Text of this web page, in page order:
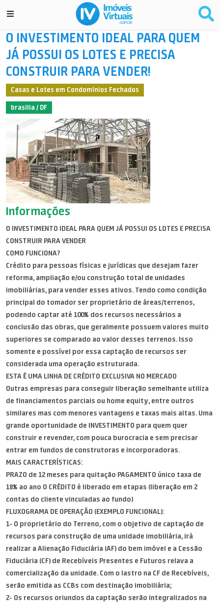
O INVESTIMENTO IDEAL PARA QUEM
JÁ POSSUI OS LOTES E PRECISA
CONSTRUIR PARA VENDER!
Casas e Lotes em Condomínios Fechados
brasilia / DF
Informações
O INVESTIMENTO IDEAL PARA QUEM JÁ POSSUI OS LOTES E PRECISA
CONSTRUIR PARA VENDER
COMO FUNCIONA?
Crédito para pessoas físicas e jurídicas que desejam fazer
reforma, ampliação e/ou construção total de unidades
imobiliárias, para vender esses ativos. Tendo como condição
principal do tomador ser proprietário de áreas/terrenos,
podendo captar até 100% dos recursos necessários a
conclusão das obras, que geralmente possuem valores muito
superiores se comparado ao valor desses terrenos. Isso
somente e possível por essa captação de recursos ser
considerada uma operação estruturada.
ESTA É UMA LINHA DE CRÉDITO EXCLUSIVA NO MERCADO
Outras empresas para conseguir liberação semelhante utiliza
de financiamentos parciais ou home equity, entre outros
similares mas com menores vantagens e taxas mais altas. Uma
grande oportunidade de INVESTIMENTO para quem quer
construir e revender, com pouca burocracia e sem precisar
entrar em fundos de construtoras e incorporadoras.
MAIS CARACTERÍSTICAS:
PRAZO de 12 meses para quitação PAGAMENTO único taxa de
18% ao ano O CRÉDITO é liberado em etapas (liberação em 2
contas do cliente vinculadas ao fundo)
FLUXOGRAMA DE OPERAÇÃO (EXEMPLO FUNCIONAL):
1- O proprietário do Terreno, com o objetivo de captação de
recursos para construção de uma unidade imobiliária, irá
realizar a Alienação Fiduciária (AF) do bem imóvel e a Cessão
Fiduciária (CF) de Recebíveis Presentes e Futuros relava a
comercialização da unidade. Com o lastro na CF de Recebíveis,
serão emitida as CCBs com destinação imobiliária;
2- Os recursos oriundos da captação serão integralizados na